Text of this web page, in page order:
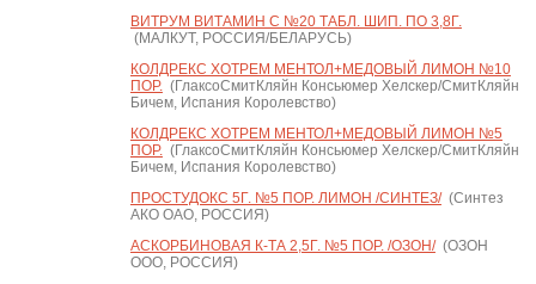
ВИТРУМ ВИТАМИН C №20 ТАБЛ. ШИП. ПО 3,8Г.
(МАЛКУТ, РОССИЯ/БЕЛАРУСЬ)
КОЛДРЕКС ХОТРЕМ МЕНТОЛ+МЕДОВЫЙ ЛИМОН №10
ПОР.(ГлаксоСмитКляйн Консьюмер Хелскер/СмитКляйн
Бичем, Испания Королевство)
КОЛДРЕКС ХОТРЕМ МЕНТОЛ+МЕДОВЫЙ ЛИМОН №5
ПОР.(ГлаксоСмитКляйн Консьюмер Хелскер/СмитКляйн
Бичем, Испания Королевство)
ПРОСТУДОКС 5Г. №5 ПОР. ЛИМОН /СИНТЕЗ/(Синтез
АКО ОАО, РОССИЯ)
АСКОРБИНОВАЯ К-ТА 2,5Г. №5 ПОР. /ОЗОН/(ОЗОН
ООО, РОССИЯ)